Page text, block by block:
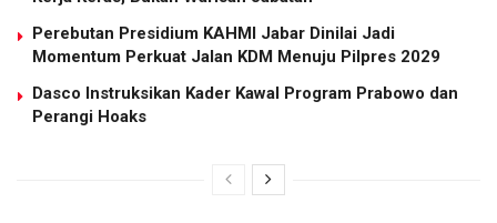
Perebutan Presidium KAHMI Jabar Dinilai Jadi
Momentum Perkuat Jalan KDM Menuju Pilpres 2029
Dasco Instruksikan Kader Kawal Program Prabowo dan
Perangi Hoaks